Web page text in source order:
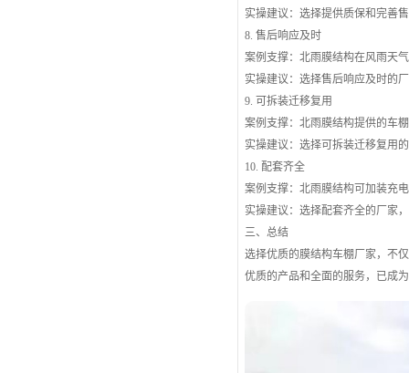
实操建议：选择提供质保和完善
8. 售后响应及时
案例支撑：北雨膜结构在风雨天
实操建议：选择售后响应及时的
9. 可拆装迁移复用
案例支撑：北雨膜结构提供的车
实操建议：选择可拆装迁移复用
10. 配套齐全
案例支撑：北雨膜结构可加装充
实操建议：选择配套齐全的厂家
三、总结
选择优质的膜结构车棚厂家，不
优质的产品和全面的服务，已成